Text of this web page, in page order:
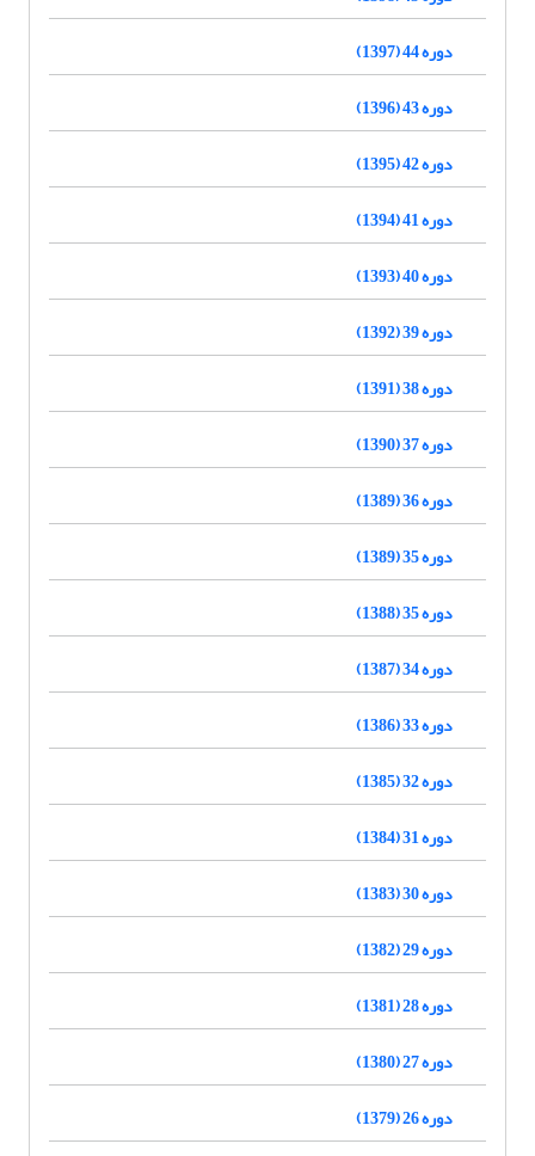
دوره 44 (1397)
دوره 43 (1396)
دوره 42 (1395)
دوره 41 (1394)
دوره 40 (1393)
دوره 39 (1392)
دوره 38 (1391)
دوره 37 (1390)
دوره 36 (1389)
دوره 35 (1389)
دوره 35 (1388)
دوره 34 (1387)
دوره 33 (1386)
دوره 32 (1385)
دوره 31 (1384)
دوره 30 (1383)
دوره 29 (1382)
دوره 28 (1381)
دوره 27 (1380)
دوره 26 (1379)